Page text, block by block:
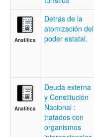
Analítica
Detrás de la
atomización del
poder estatal.
Analítica
Deuda externa
y Constitución
Nacional :
tratados con
organismos